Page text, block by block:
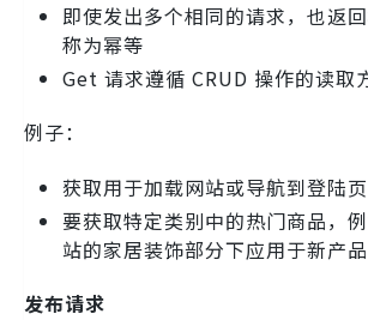
即使发出多个相同的请求，也返
称为幂等
Get 请求遵循 CRUD 操作的读取
例子：
获取用于加载网站或导航到登陆
要获取特定类别中的热门商品，
站的家居装饰部分下应用于新产
发布请求